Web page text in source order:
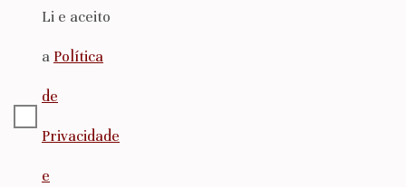
Li e aceito
a Política
de
Privacidade
e